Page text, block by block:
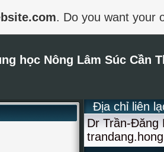
học Nông Lâm Súc Cần
Địa chỉ liên
Dr Trần-Đăng
. Do you want your